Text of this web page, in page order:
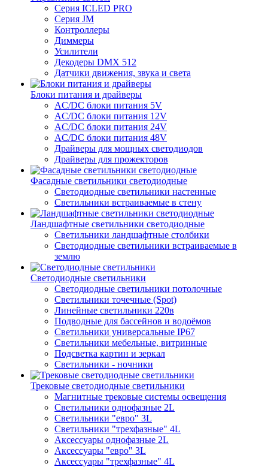
Серия ICLED PRO
Серия JM
Контроллеры
Диммеры
Усилители
Декодеры DMX 512
Датчики движения, звука и света
Блоки питания и драйверы
AC/DC блоки питания 5V
AC/DC блоки питания 12V
AC/DC блоки питания 24V
AC/DC блоки питания 48V
Драйверы для мощных светодиодов
Драйверы для прожекторов
Фасадные светильники светодиодные
Светодиодные светильники настенные
Светильники встраиваемые в стену
Ландшафтные светильники светодиодные
Светильники ландшафтные столбики
Светодиодные светильники встраиваемые в
землю
Светодиодные светильники
Светодиодные светильники потолочные
Светильники точечные (Spot)
Линейные светильники 220в
Подводные для бассейнов и водоёмов
Светильники универсальные IP67
Светильники мебельные, витринные
Подсветка картин и зеркал
Светильники - ночники
Трековые светодиодные светильники
Магнитные трековые системы освещения
Светильники однофазные 2L
Светильники "евро" 3L
Светильники "трехфазные" 4L
Аксессуары однофазные 2L
Аксессуары "евро" 3L
Аксессуары "трехфазные" 4L